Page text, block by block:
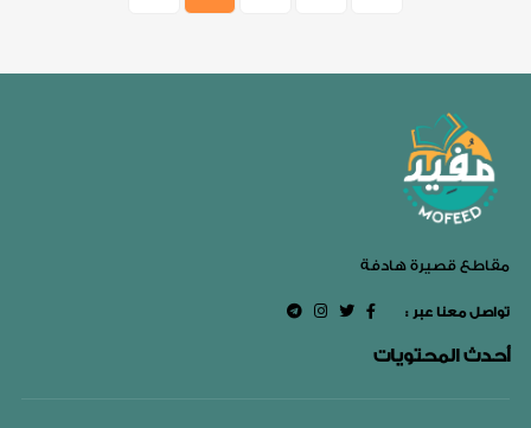
مقاطع قصيرة هادفة
: تواصل معنا عبر
أحدث المحتويات